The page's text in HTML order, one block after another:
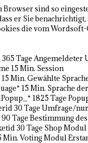
Browser sind so
er Sie
die vom
Tage Angemeldeter
15 Min. Session
Min. Gewählte
15 Min. Sprache
1825 Tage
30 Tage Umfrage/
Tage Bestimmung
30 Tage Shop
Min. Voting Modul